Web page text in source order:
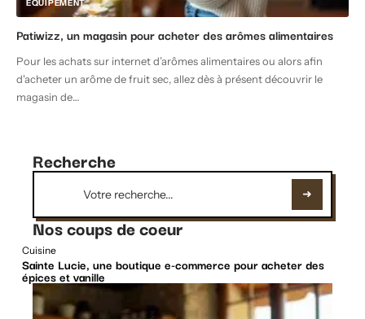
ÉQUIPEMENT
Patiwizz, un magasin pour acheter des arômes alimentaires
Pour les achats sur internet d’arômes alimentaires ou alors afin
d'acheter un arôme de fruit sec, allez dès à présent découvrir le
magasin de…
Recherche
Nos coups de coeur
Cuisine
Sainte Lucie, une boutique e-commerce pour acheter des
épices et vanille